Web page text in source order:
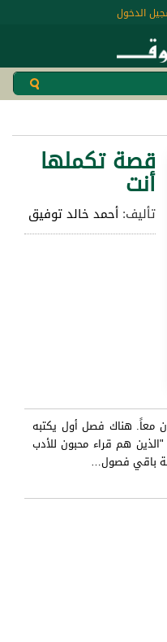
الدخول
قصة تكملها
أنت
تأليف:أحمد خالد توفيق
هناك فصل أول يكتبه
هم قراء محبون للأدب
باقي فصول…